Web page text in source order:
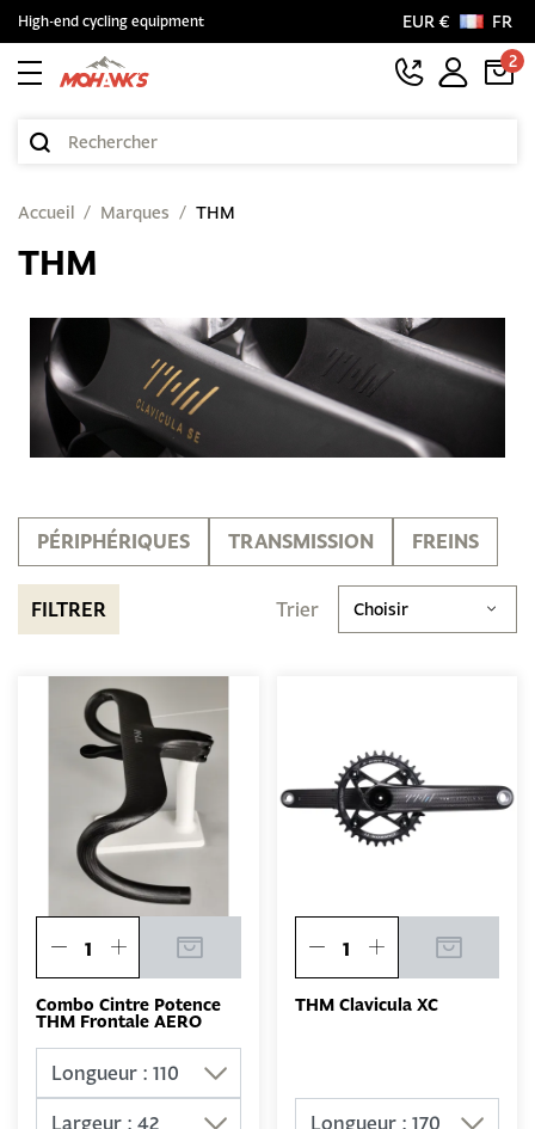
High-end cycling equipment EUR €
FR
2
Accueil Marques THM
THM
PÉRIPHÉRIQUES TRANSMISSION FREINS
FILTRER Trier Choisir
Combo Cintre Potence
THM Frontale AERO
THM Clavicula XC